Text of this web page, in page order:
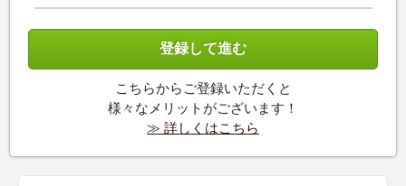
こちらからご登録いただくと
様々なメリットがございます！
≫ 詳しくはこちら